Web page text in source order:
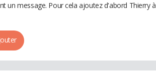
un message. Pour cela ajoutez d'abord Thierry à